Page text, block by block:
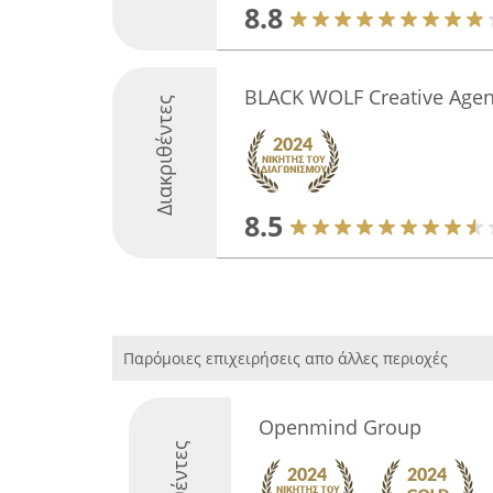
8.8
Διακριθέντες BLACK WOLF Creative
8.5
Παρόμοιες επιχειρήσεις απο άλλες περιοχές
Openmind Group